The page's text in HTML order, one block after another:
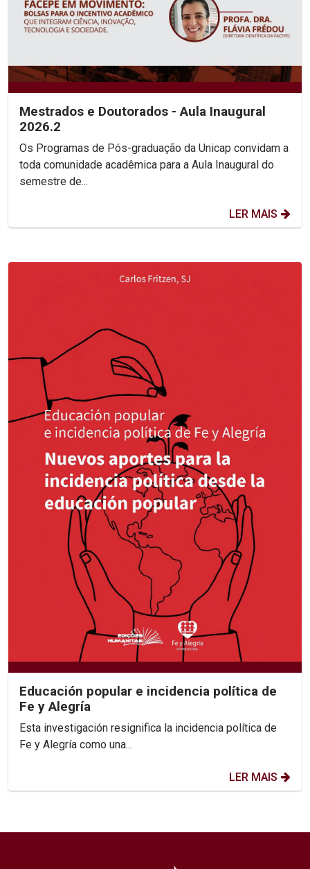
Mestrados e Doutorados - Aula Inaugural
2026.2
Os Programas de Pós-graduação da Unicap convidam a
toda comunidade acadêmica para a Aula Inaugural do
semestre de...
LER MAIS
Educación popular e incidencia política de
Fe y Alegría
Esta investigación resignifica la incidencia política de
Fe y Alegría como una...
LER MAIS